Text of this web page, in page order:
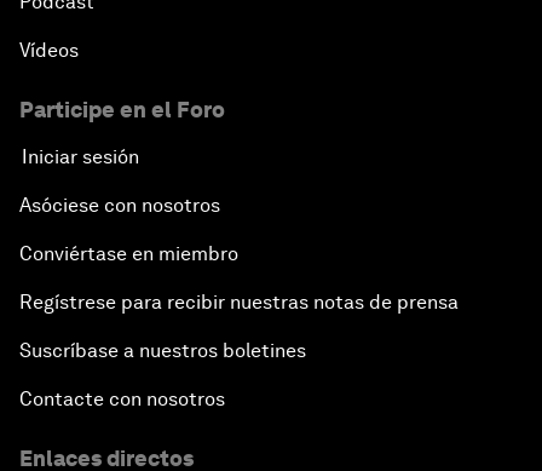
Vídeos
Participe en el Foro
Iniciar sesión
Asóciese con nosotros
Conviértase en miembro
Regístrese para recibir nuestras notas de prensa
Suscríbase a nuestros boletines
Contacte con nosotros
Enlaces directos